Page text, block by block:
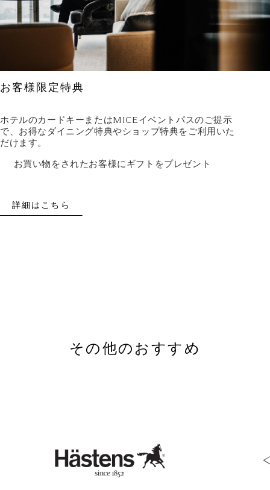
お客様限定特典
ホテルのカードキーまたはMICEイベントパスのご提示
で、お得なダイニング特典やショップ特典をご利用いた
だけます。
お買い物をされたお客様にギフトをプレゼント
詳細はこちら
その他のおすすめ